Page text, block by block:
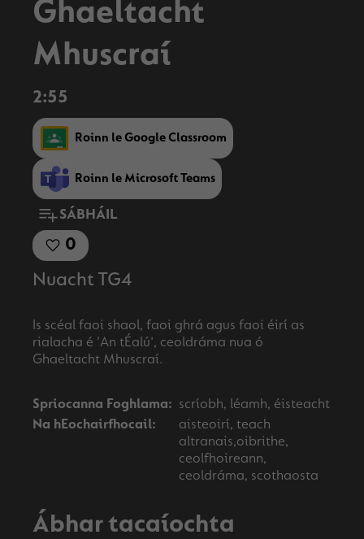
Ghaeltacht
Mhuscraí
2:55
Roinn le Google Classroom
Roinn le Microsoft Teams
SÁBHÁIL
0
Nuacht TG4
Is scéal faoi shaol, faoi ghrá agus faoi éirí as
rialacha é 'An tÉalú', ceoldráma nua ó
Spriocanna Foghlama: scríobh, léamh, éisteacht
Na hEochairfhocail:
aisteoirí, teach
altranais,oibrithe,
ceolfhoireann,
ceoldráma, scothaosta
Ábhar tacaíochta